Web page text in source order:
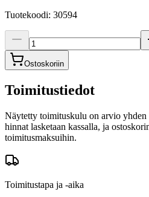
Tuotekoodi: 30594
Ostoskoriin
Toimitustiedot
Näytetty toimituskulu on arvio yhden
hinnat lasketaan kassalla, ja
toimitusmaksuihin.
Toimitustapa ja -aika